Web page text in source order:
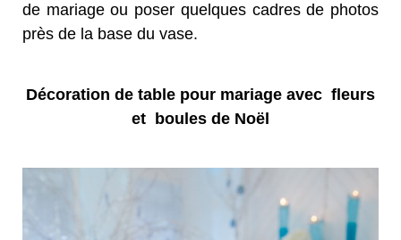
de mariage ou poser quelques cadres de photos
près de la base du vase.
Décoration de table pour mariage avec fleurs
et boules de Noël